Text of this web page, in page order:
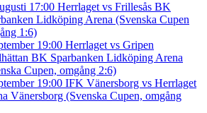
17:00 Herrlaget vs Frillesås BK
Lidköping Arena (Svenska Cupen
1:6)
19:00 Herrlaget vs Gripen
BK Sparbanken Lidköping Arena
Cupen, omgång 2:6)
19:00 IFK Vänersborg vs Herrlaget
Vänersborg (Svenska Cupen, omgång